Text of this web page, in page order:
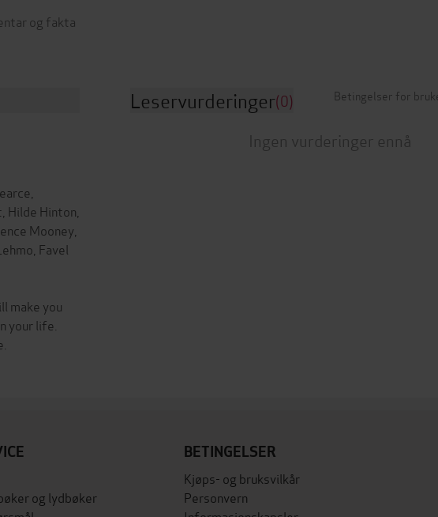
og fakta
Hilde Hinton,
Mooney,
Favel
make you
your life.
Leservurderinger(0) Betingelser for
Ingen vurderinger ennå
og lydbøker
BETINGELSER
Kjøps- og bruksvilkår
Personvern